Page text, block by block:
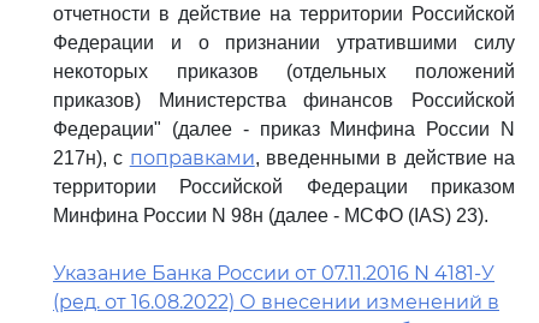
отчетности в действие на территории Российской
Федерации и о признании утратившими силу
некоторых приказов (отдельных положений
приказов) Министерства финансов Российской
Федерации" (далее - приказ Минфина России N
217н), с поправками, введенными в действие на
территории Российской Федерации приказом
Минфина России N 98н (далее - МСФО (IAS) 23).
Указание Банка России от 07.11.2016 N 4181-У
(ред. от 16.08.2022) О внесении изменений в